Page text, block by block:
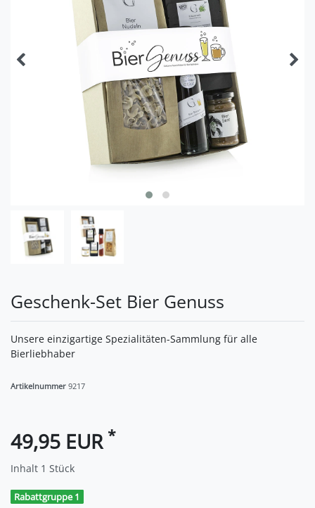
Geschenk-Set Bier Genuss
Unsere einzigartige Spezialitäten-Sammlung für alle
Bierliebhaber
Artikelnummer 9217
49,95 EUR *
Inhalt 1 Stück
Rabattgruppe 1